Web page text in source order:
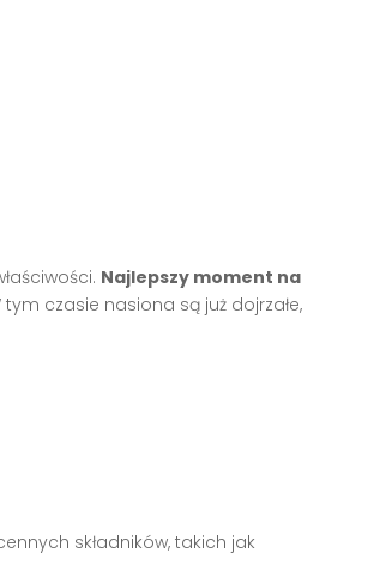
Najlepszy moment na
czasie nasiona są już dojrzałe,
składników, takich jak